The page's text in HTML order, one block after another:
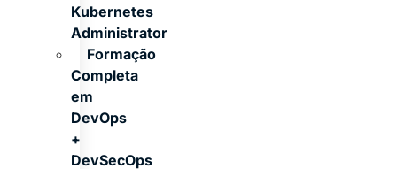
Kubernetes
Administrator
Formação
Completa
em
DevOps
+
DevSecOps